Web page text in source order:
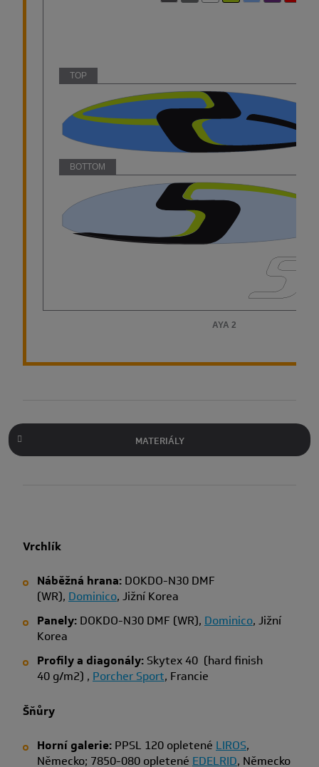
MATERIÁLY
Vrchlík
Náběžná hrana: DOKDO-N30 DMF
(WR), Dominico, Jižní Korea
Panely:DOKDO-N30 DMF (WR), Dominico, Jižní
Korea
Profily a diagonály:Skytex 40 (hard finish
40 g/m2) , Porcher Sport, Francie
Šňůry
Horní galerie: PPSL 120 opletené LIROS,
Německo; 7850-080 opletené EDELRID, Německo